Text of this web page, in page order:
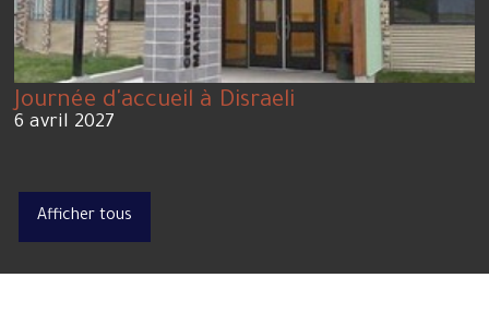
Journée d'accueil à Disraeli
6 avril 2027
Afficher tous